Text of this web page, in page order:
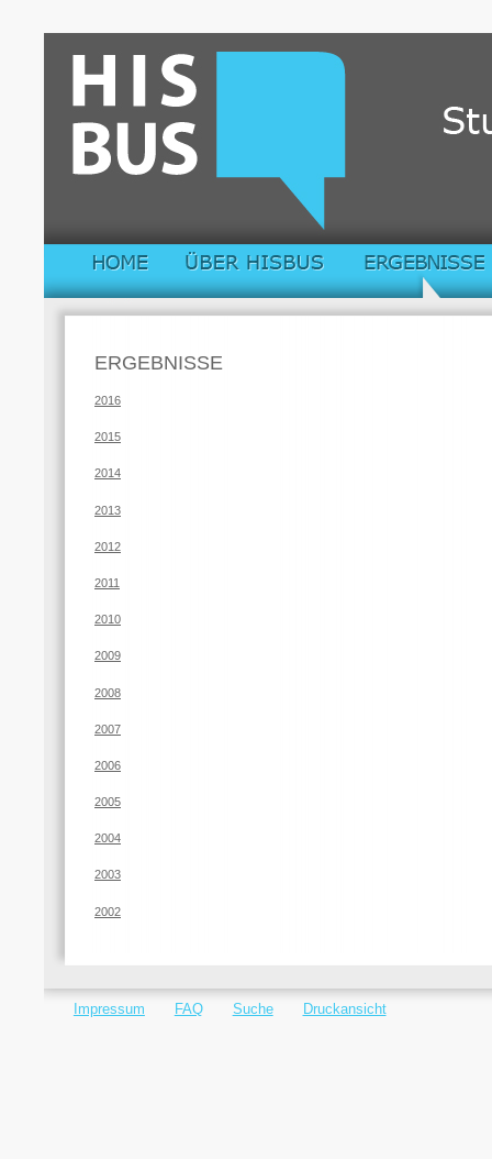
ERGEBNISSE
2016
2015
2014
2013
2012
2011
2010
2009
2008
2007
2006
2005
2004
2003
2002
Impressum FAQ Suche Druckansicht